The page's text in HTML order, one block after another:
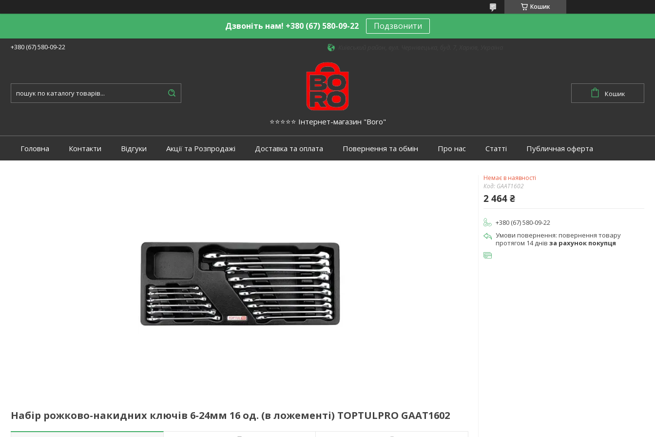
Кошик
Дзвоніть нам! +380 (67) 580-09-22 Подзвонити
+380 (67) 580-09-22
⭐️⭐️⭐️⭐️⭐️ Інтернет-магазин "Boro"
Кошик
Головна Контакти Відгуки Акції та Розпродажі Доставка та оплата Повернення та обмін Про нас Статті Публичная оферта
Набір рожково-накидних ключів 6-24мм 16 од. (в ложементі) TOPTULPRO GAAT1602
Немає в наявності
Код: GAAT1602
2 464 ₴
+380 (67) 580-09-22
повернення товару
протягом 14 днів за рахунок покупця